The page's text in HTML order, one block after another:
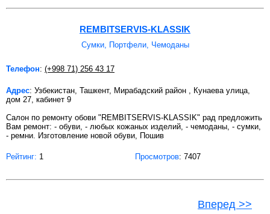
REMBITSERVIS-KLASSIK
Сумки, Портфели, Чемоданы
Телефон: (+998 71) 256 43 17
Адрес: Узбекистан, Ташкент, Мирабадский район , Кунаева улица,
дом 27, кабинет 9
Салон по ремонту обови "REMBITSERVIS-KLASSIK" рад предложить
Вам ремонт: - обуви, - любых кожаных изделий, - чемоданы, - сумки,
- ремни. Изготовление новой обуви, Пошив
Рейтинг: 1 Просмотров: 7407
Вперед >>